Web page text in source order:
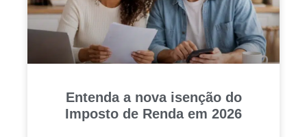
Entenda a nova isenção do
Imposto de Renda em 2026